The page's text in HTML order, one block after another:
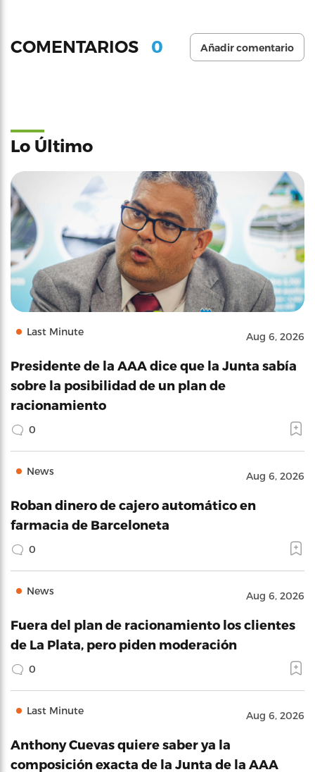
COMENTARIOS 0 Añadir comentario
Lo Último
Last Minute Aug 6, 2026
Presidente de la AAA dice que la Junta sabía
sobre la posibilidad de un plan de
racionamiento
0
News Aug 6, 2026
Roban dinero de cajero automático en
farmacia de Barceloneta
0
News Aug 6, 2026
Fuera del plan de racionamiento los clientes
de La Plata, pero piden moderación
0
Last Minute Aug 6, 2026
Anthony Cuevas quiere saber ya la
composición exacta de la Junta de la AAA